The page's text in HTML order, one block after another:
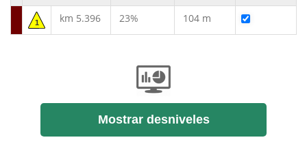
1 km 5.396 23% 104 m
Mostrar desniveles